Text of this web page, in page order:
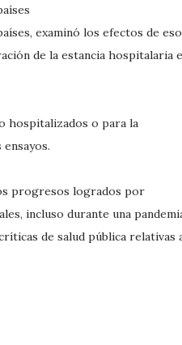
examinó los efectos de
de la estancia hospitalaria
hospitalizados o para la
progresos logrados por
incluso durante una
de salud pública relativas